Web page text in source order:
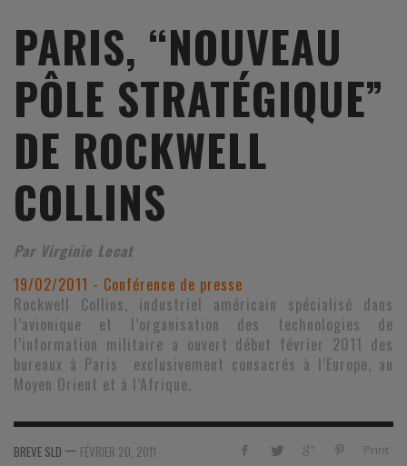
PARIS, “NOUVEAU
PÔLE STRATÉGIQUE”
DE ROCKWELL
COLLINS
Par Virginie Lecat
19/02/2011 - Conférence de presse
Rockwell Collins, industriel américain spécialisé dans
l’avionique et l’organisation des technologies de
l’information militaire a ouvert début février 2011 des
bureaux à Paris exclusivement consacrés à l’Europe, au
Moyen Orient et à l’Afrique.
Print
BREVE SLD — FÉVRIER 20, 2011